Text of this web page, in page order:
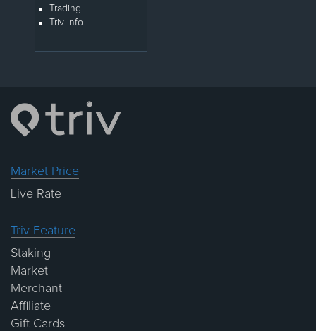
Trading
Triv Info
Market Price
Live Rate
Triv Feature
Staking
Market
Merchant
Affiliate
Gift Cards